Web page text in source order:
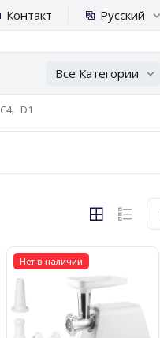
Контакт Русский
Все Категории
C4, D1
Нет в наличии